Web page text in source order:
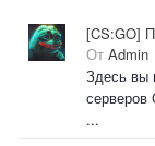
[CS:GO]
От Admin
Здесь вы
серверов
...